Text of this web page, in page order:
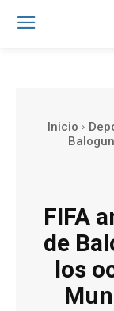
Inicio
FIFA
de
los